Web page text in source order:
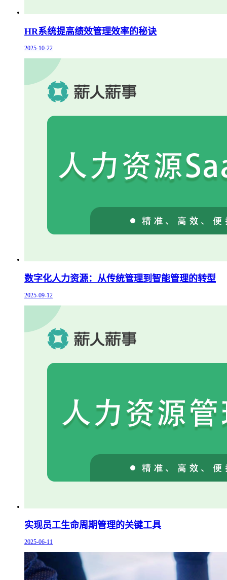
HR系统提高绩效管理效率的秘诀
2025-10-22
数字化人力资源：从传统管理到智能管理的转型
2025-09-12
实现员工生命周期管理的关键工具
2025-06-11